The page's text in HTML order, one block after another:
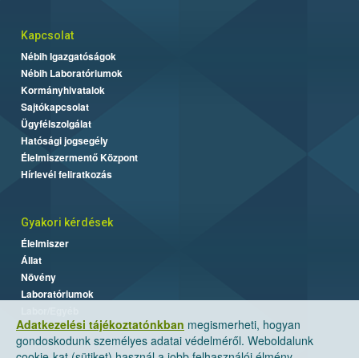
Adatkezelési tájékoztatónkban megismerheti, hogyan
gondoskodunk személyes adatai védelméről. Weboldalunk
Kapcsolat
Nébih Igazgatóságok
Nébih Laboratóriumok
Kormányhivatalok
Sajtókapcsolat
Ügyfélszolgálat
Hatósági jogsegély
Élelmiszermentő Központ
Hírlevél feliratkozás
Gyakori kérdések
Élelmiszer
Állat
Növény
Laboratóriumok